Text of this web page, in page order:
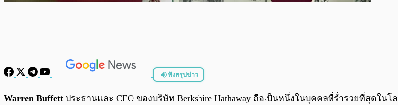
ฟังสรุปข่าว
พร้อมเล่น
Warren Buffett ประธานและ CEO ของบริษัท Berkshire Hathaway ถือเป็นหนึ่งในบุคคลที่ร่ำรวยที่สุดใ